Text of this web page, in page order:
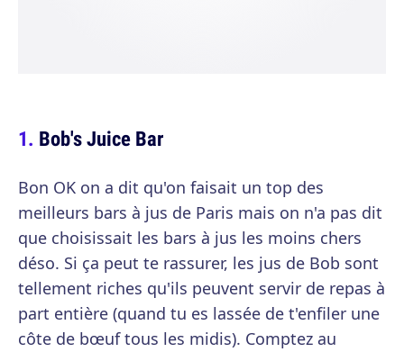
Bob's Juice Bar
Bon OK on a dit qu'on faisait un top des
meilleurs bars à jus de Paris mais on n'a pas dit
que choisissait les bars à jus les moins chers
déso. Si ça peut te rassurer, les jus de Bob sont
tellement riches qu'ils peuvent servir de repas à
part entière (quand tu es lassée de t'enfiler une
côte de bœuf tous les midis). Comptez au